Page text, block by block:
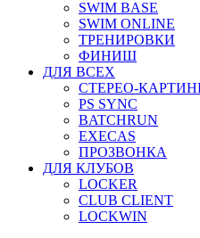
SWIM BASE
SWIM ONLINE
ТРЕНИРОВКИ
ФИНИШ
ДЛЯ ВСЕХ
СТЕРЕО-
PS SYNC
BATCHRUN
EXECAS
ПРОЗВОНКА
ДЛЯ КЛУБОВ
LOCKER
CLUB CLIENT
LOCKWIN